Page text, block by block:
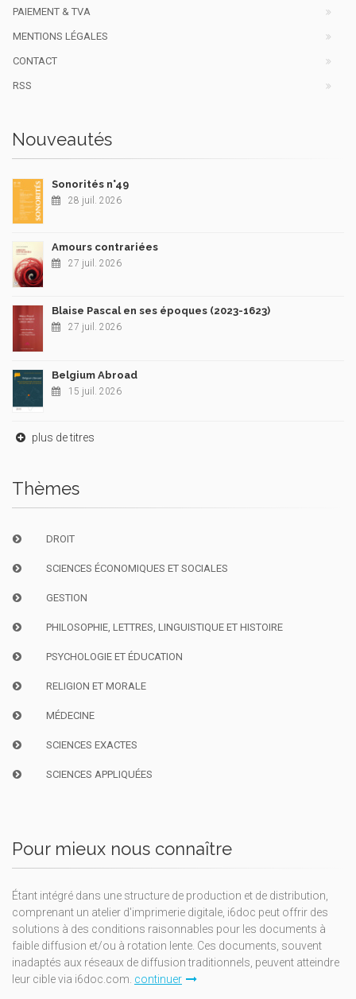
PAIEMENT & TVA
MENTIONS LÉGALES
CONTACT
RSS
Nouveautés
Sonorités n°49
28 juil. 2026
Amours contrariées
27 juil. 2026
Blaise Pascal en ses époques (2023-1623)
27 juil. 2026
Belgium Abroad
15 juil. 2026
plus de titres
Thèmes
DROIT
SCIENCES ÉCONOMIQUES ET SOCIALES
GESTION
PHILOSOPHIE, LETTRES, LINGUISTIQUE ET HISTOIRE
PSYCHOLOGIE ET ÉDUCATION
RELIGION ET MORALE
MÉDECINE
SCIENCES EXACTES
SCIENCES APPLIQUÉES
Pour mieux nous connaître
Étant intégré dans une structure de production et de distribution,
comprenant un atelier d'imprimerie digitale, i6doc peut offrir des
solutions à des conditions raisonnables pour les documents à
faible diffusion et/ou à rotation lente. Ces documents, souvent
inadaptés aux réseaux de diffusion traditionnels, peuvent atteindre
leur cible via i6doc.com. continuer